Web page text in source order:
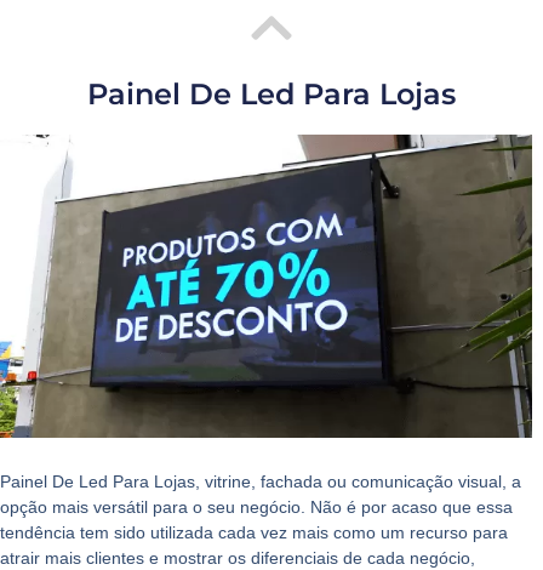
Painel De Led Para Lojas
Painel De Led Para Lojas, vitrine, fachada ou comunicação visual, a
opção mais versátil para o seu negócio. Não é por acaso que essa
tendência tem sido utilizada cada vez mais como um recurso para
atrair mais clientes e mostrar os diferenciais de cada negócio,